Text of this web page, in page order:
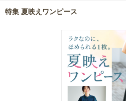
特集 夏映えワンピース